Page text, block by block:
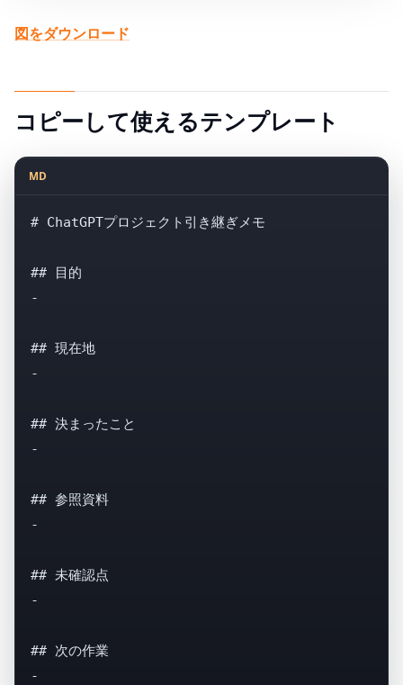
図をダウンロード
コピーして使えるテンプレート
MD
# ChatGPTプロジェクト引き継ぎメモ
## 目的
-
## 現在地
-
## 決まったこと
-
## 参照資料
-
## 未確認点
-
## 次の作業
-